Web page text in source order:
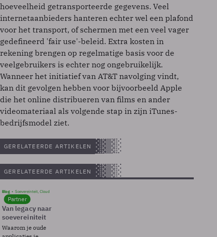
hoeveelheid getransporteerde gegevens. Veel
internetaanbieders hanteren echter wel een plafond
voor het transport, of schermen met een veel vager
gedefineerd 'fair use'-beleid. Extra kosten in
rekening brengen op regelmatige basis voor de
veelgebruikers is echter nog ongebruikelijk.
Wanneer het initiatief van AT&T navolging vindt,
kan dit gevolgen hebben voor bijvoorbeeld Apple
die het online distribueren van films en ander
videomateriaal als volgende stap in zijn iTunes-
bedrijfsmodel ziet.
GERELATEERDE ARTIKELEN
GERELATEERDE ARTIKELEN
Blog Soevereinteit, Cloud
Partner
Van legacy naar
soevereiniteit
Waarom je oude